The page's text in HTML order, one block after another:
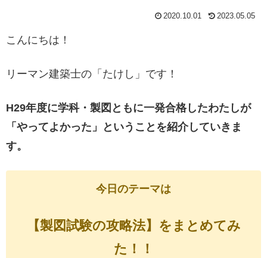
2020.10.01 2023.05.05
こんにちは！
リーマン建築士の「たけし」です！
H29年度に学科・製図ともに一発合格したわたしが
「やってよかった」ということを紹介していきま
す。
今日のテーマは
【製図試験の攻略法】をまとめてみ
た！！